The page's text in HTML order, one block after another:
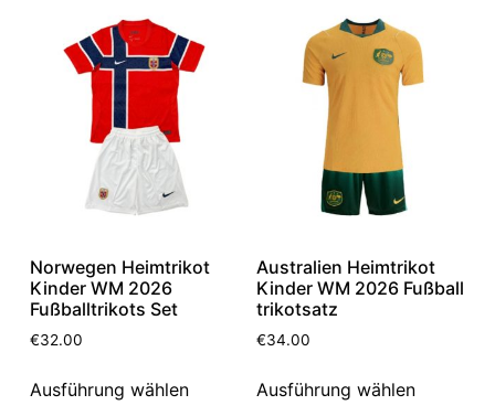
Norwegen Heimtrikot
Kinder WM 2026
Fußballtrikots Set
€32.00
Ausführung wählen
Australien Heimtrikot
Kinder WM 2026 Fußball
trikotsatz
€34.00
Ausführung wählen